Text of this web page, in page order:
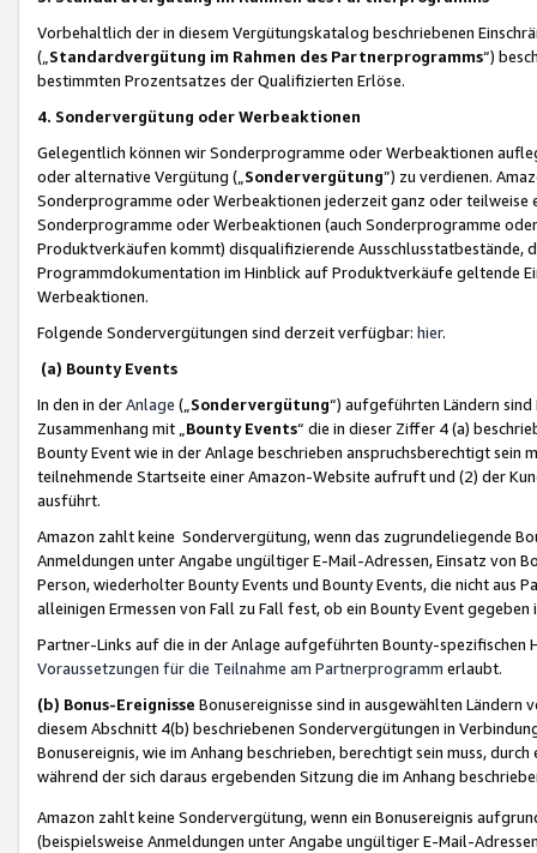
Vorbehaltlich der in diesem Vergütungskatalog beschriebenen
(„ Standardvergütung im Rahmen des Partnerprogramms“)
bestimmten Prozentsatzes der Qualifizierten Erlöse.
4. Sondervergütung oder Werbeaktionen
Gelegentlich können wir Sonderprogramme oder Werbeaktionen
oder alternative Vergütung („ Sondervergütung”) zu verdienen.
Sonderprogramme oder Werbeaktionen jederzeit ganz oder
Sonderprogramme oder Werbeaktionen (auch Sonderprogramme
Produktverkäufen kommt) disqualifizierende Ausschlusstatbestände,
Programmdokumentation im Hinblick auf Produktverkäufe geltende
Werbeaktionen.
Folgende Sondervergütungen sind derzeit verfügbar: hier.
(a) Bounty Events
In den in derAnlage („ Sondervergütung“) aufgeführten Ländern
Zusammenhang mit „ Bounty Events“ die in dieser Ziffer 4 (a)
Bounty Event wie in der Anlage beschrieben anspruchsberechtigt sein
teilnehmende Startseite einer Amazon-Website aufruft und (2) der
ausführt.
Amazon zahlt keine Sondervergütung, wenn das zugrundeliegende
Anmeldungen unter Angabe ungültiger E-Mail-Adressen, Einsatz von
Person, wiederholter Bounty Events und Bounty Events, die nicht
alleinigen Ermessen von Fall zu Fall fest, ob ein Bounty Event
Partner-Links auf die in der Anlage aufgeführten Bounty-spezifischen
Voraussetzungen für die Teilnahme am Partnerprogramm erlaubt.
(b) Bonus-Ereignisse Bonusereignisse sind in ausgewählten Ländern
diesem Abschnitt 4(b) beschriebenen Sondervergütungen in
Bonusereignis, wie im Anhang beschrieben, berechtigt sein muss,
während der sich daraus ergebenden Sitzung die im Anhang
Amazon zahlt keine Sondervergütung, wenn ein Bonusereignis
(beispielsweise Anmeldungen unter Angabe ungültiger E-Mail-